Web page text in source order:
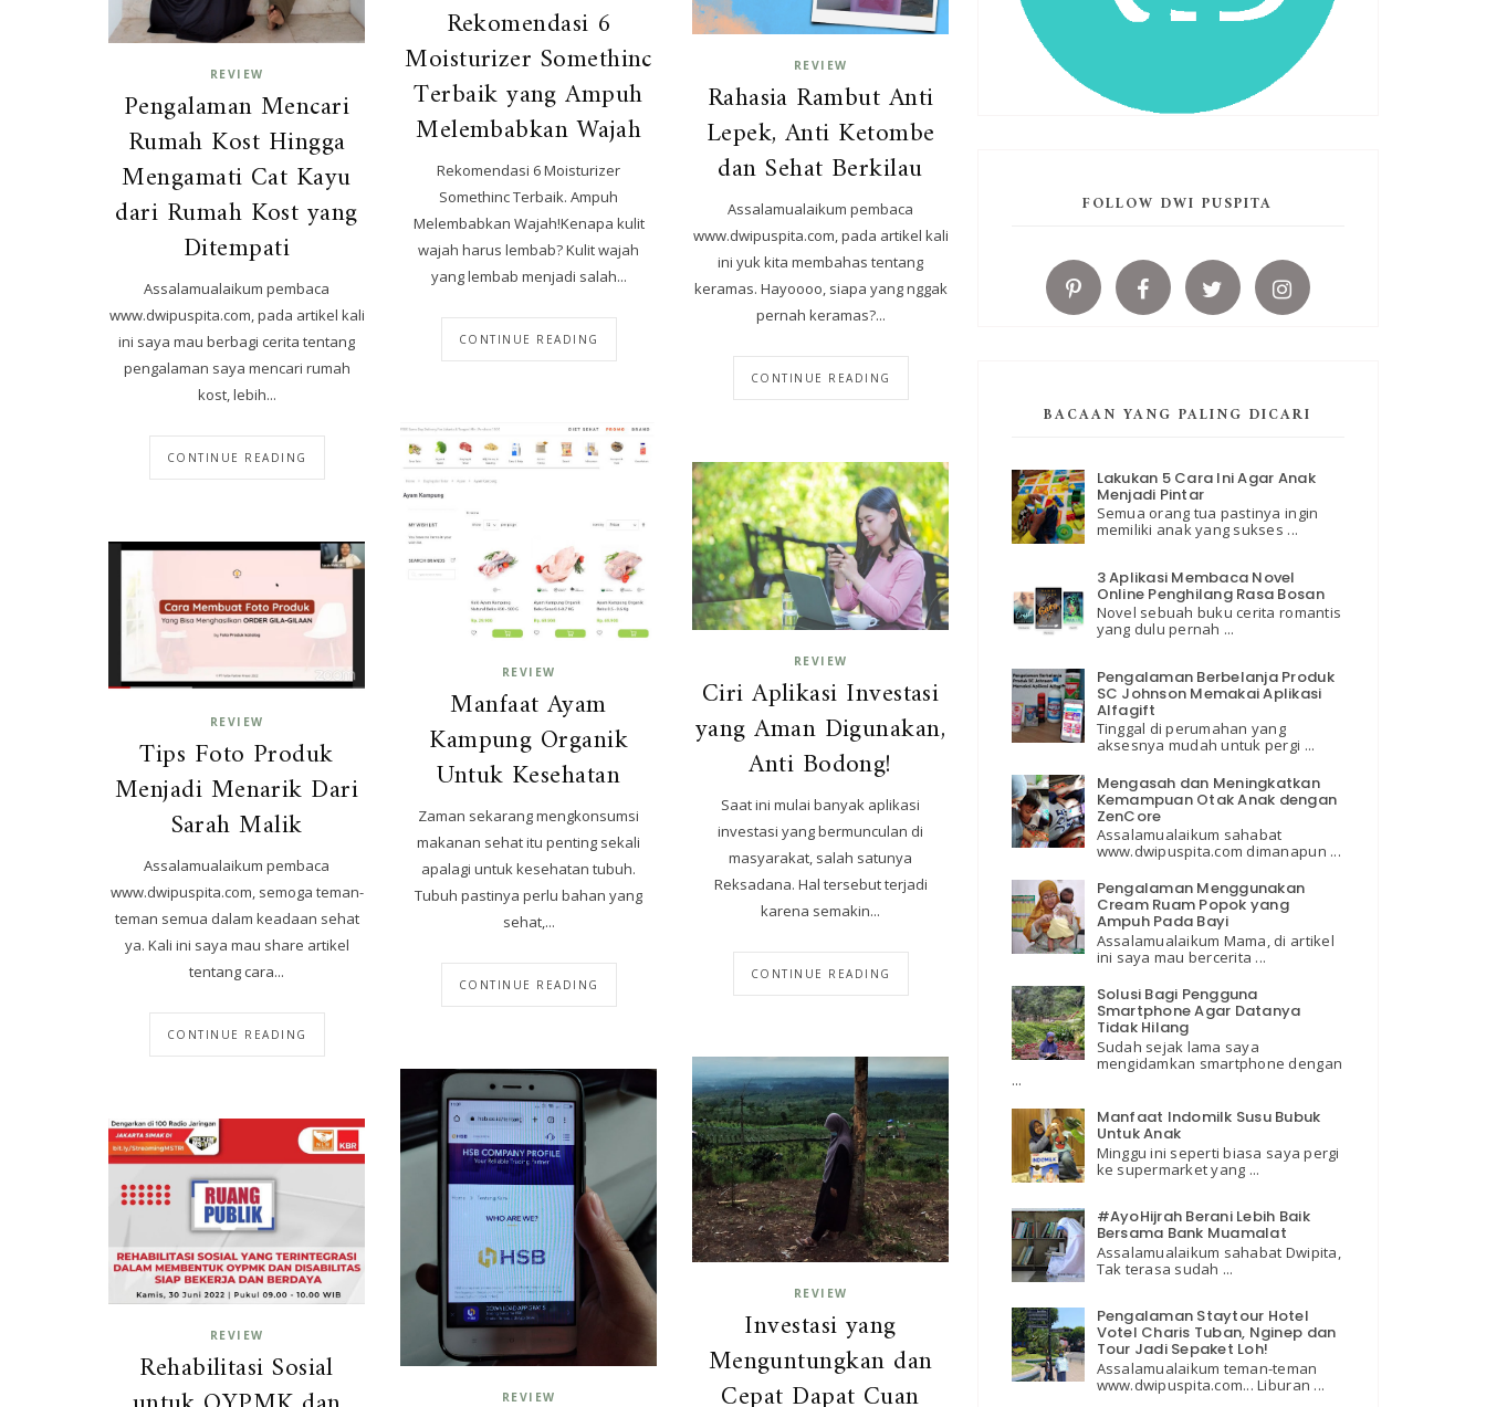
REVIEW
Pengalaman Mencari
Rumah Kost Hingga
Mengamati Cat Kayu
dari Rumah Kost yang
Ditempati
Assalamualaikum pembaca
www.dwipuspita.com, pada artikel kali
ini saya mau berbagi cerita tentang
pengalaman saya mencari rumah
kost, lebih...
CONTINUE READING
Rekomendasi 6
Moisturizer Somethinc
Terbaik yang Ampuh
Melembabkan Wajah
Rekomendasi 6 Moisturizer
Somethinc Terbaik. Ampuh
Melembabkan Wajah!Kenapa kulit
wajah harus lembab? Kulit wajah
yang lembab menjadi salah...
CONTINUE READING
REVIEW
Rahasia Rambut Anti
Lepek, Anti Ketombe
dan Sehat Berkilau
Assalamualaikum pembaca
www.dwipuspita.com, pada artikel kali
ini yuk kita membahas tentang
keramas. Hayoooo, siapa yang nggak
pernah keramas?...
CONTINUE READING
REVIEW
Manfaat Ayam
Kampung Organik
Untuk Kesehatan
Zaman sekarang mengkonsumsi
makanan sehat itu penting sekali
apalagi untuk kesehatan tubuh.
Tubuh pastinya perlu bahan yang
sehat,...
CONTINUE READING
REVIEW
Ciri Aplikasi Investasi
yang Aman Digunakan,
Anti Bodong!
Saat ini mulai banyak aplikasi
investasi yang bermunculan di
masyarakat, salah satunya
Reksadana. Hal tersebut terjadi
karena semakin...
CONTINUE READING
REVIEW
Tips Foto Produk
Menjadi Menarik Dari
Sarah Malik
Assalamualaikum pembaca
www.dwipuspita.com, semoga teman-
teman semua dalam keadaan sehat
ya. Kali ini saya mau share artikel
tentang cara...
CONTINUE READING
REVIEW
Investasi yang
Menguntungkan dan
Cepat Dapat Cuan
REVIEW
REVIEW
Rehabilitasi Sosial
FOLLOW DWI PUSPITA
BACAAN YANG PALING DICARI
Lakukan 5 Cara Ini Agar Anak
Menjadi Pintar
Semua orang tua pastinya ingin
memiliki anak yang sukses ...
3 Aplikasi Membaca Novel
Online Penghilang Rasa Bosan
Novel sebuah buku cerita romantis
yang dulu pernah ...
Pengalaman Berbelanja Produk
SC Johnson Memakai Aplikasi
Alfagift
Tinggal di perumahan yang
aksesnya mudah untuk pergi ...
Mengasah dan Meningkatkan
Kemampuan Otak Anak dengan
ZenCore
Assalamualaikum sahabat
www.dwipuspita.com dimanapun ...
Pengalaman Menggunakan
Cream Ruam Popok yang
Ampuh Pada Bayi
Assalamualaikum Mama, di artikel
ini saya mau bercerita ...
Solusi Bagi Pengguna
Smartphone Agar Datanya
Tidak Hilang
Sudah sejak lama saya
mengidamkan smartphone dengan
...
Manfaat Indomilk Susu Bubuk
Untuk Anak
Minggu ini seperti biasa saya pergi
ke supermarket yang ...
#AyoHijrah Berani Lebih Baik
Bersama Bank Muamalat
Assalamualaikum sahabat Dwipita,
Tak terasa sudah ...
Pengalaman Staytour Hotel
Votel Charis Tuban, Nginep dan
Tour Jadi Sepaket Loh!
Assalamualaikum teman-teman
www.dwipuspita.com... Liburan ...